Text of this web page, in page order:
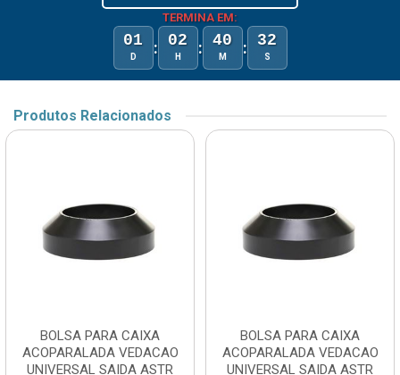
TERMINA EM:
01
D : 02
H : 40
M : 32
S
Produtos Relacionados
BOLSA PARA CAIXA
ACOPARALADA VEDACAO
UNIVERSAL SAIDA ASTR
BOLSA PARA CAIXA
ACOPARALADA VEDACAO
UNIVERSAL SAIDA ASTR